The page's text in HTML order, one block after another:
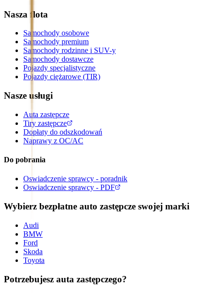
Nasza flota
Samochody osobowe
Samochody premium
Samochody rodzinne i SUV-y
Samochody dostawcze
Pojazdy specjalistyczne
Pojazdy ciężarowe (TIR)
Nasze usługi
Auta zastępcze
Tiry zastępcze
Dopłaty do odszkodowań
Naprawy z OC/AC
Do pobrania
Oswiadczenie sprawcy - poradnik
Oswiadczenie sprawcy - PDF
Wybierz bezpłatne auto zastępcze swojej marki
Audi
BMW
Ford
Skoda
Toyota
Potrzebujesz auta zastępczego?